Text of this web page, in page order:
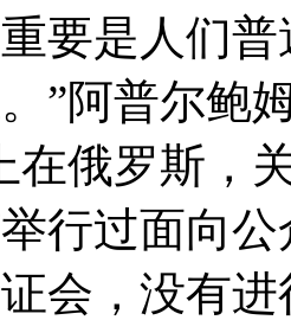
要是人们
”阿普尔鲍
在俄罗斯，
行过面向
会，没有